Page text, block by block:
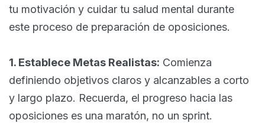
tu motivación y cuidar tu salud mental durante
este proceso de preparación de oposiciones.
1. Establece Metas Realistas: Comienza
definiendo objetivos claros y alcanzables a corto
y largo plazo. Recuerda, el progreso hacia las
oposiciones es una maratón, no un sprint.